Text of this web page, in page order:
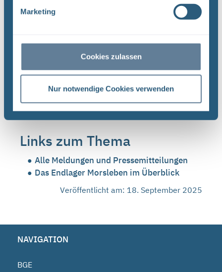
Marketing
Cookies zulassen
Nur notwendige Cookies verwenden
Ein Getränke- und Imbissangebot lädt zur Stärkung
angeboten. Wir freuen uns auf Ihren Besuch beim
Tag der offenen Tür der Infostelle Morsleben! Eine
sind kostenlos.
Links zum Thema
Alle Meldungen und Pressemitteilungen
Das Endlager Morsleben im Überblick
Veröffentlicht am: 18. September 2025
NAVIGATION
BGE